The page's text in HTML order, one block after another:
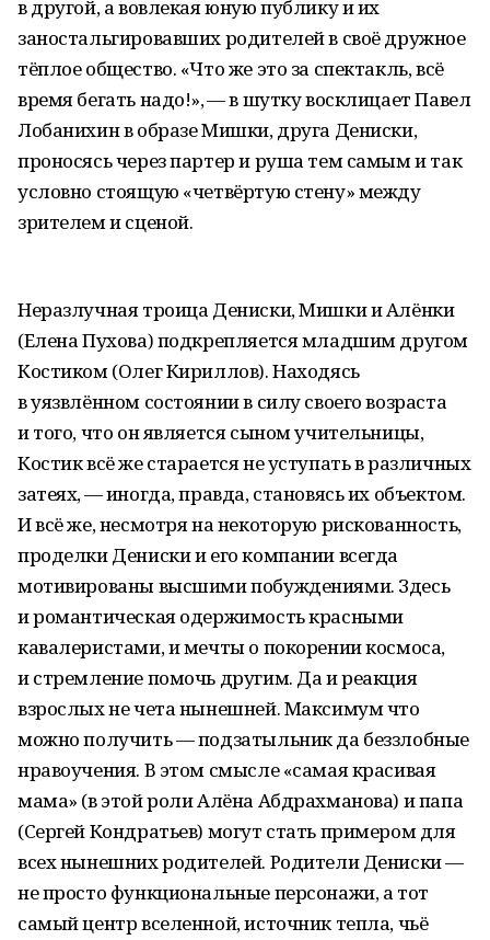
в другой, а вовлекая юную публику и их
заностальгировавших родителей в своё дружное
тёплое общество. «Что же это за спектакль, всё
время бегать надо!», — в шутку восклицает Павел
Лобанихин в образе Мишки, друга Дениски,
проносясь через партер и руша тем самым и так
условно стоящую «четвёртую стену» между
зрителем и сценой.
Неразлучная троица Дениски, Мишки и Алёнки
(Елена Пухова) подкрепляется младшим другом
Костиком (Олег Кириллов). Находясь
в уязвлённом состоянии в силу своего возраста
и того, что он является сыном учительницы,
Костик всё же старается не уступать в различных
затеях, — иногда, правда, становясь их объектом.
И всё же, несмотря на некоторую рискованность,
проделки Дениски и его компании всегда
мотивированы высшими побуждениями. Здесь
и романтическая одержимость красными
кавалеристами, и мечты о покорении космоса,
и стремление помочь другим. Да и реакция
взрослых не чета нынешней. Максимум что
можно получить — подзатыльник да беззлобные
нравоучения. В этом смысле «самая красивая
мама» (в этой роли Алёна Абдрахманова) и папа
(Сергей Кондратьев) могут стать примером для
всех нынешних родителей. Родители Дениски —
не просто функциональные персонажи, а тот
самый центр вселенной, источник тепла, чьё